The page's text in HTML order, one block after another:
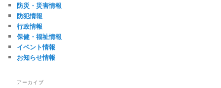
防災・災害情報
防犯情報
行政情報
保健・福祉情報
イベント情報
お知らせ情報
アーカイブ